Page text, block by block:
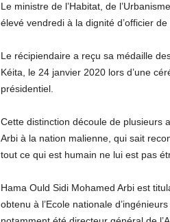
Le ministre de l’Habitat, de
élevé vendredi à la dignité d’officier
Le récipiendaire a reçu sa médaille
Kéita, le 24 janvier 2020 lors d’une
présidentiel.
Cette distinction découle de plusieurs
Arbi à la nation malienne, qui sait
tout ce qui est humain ne lui est pas
Hama Ould Sidi Mohamed Arbi est
obtenu à l’Ecole nationale